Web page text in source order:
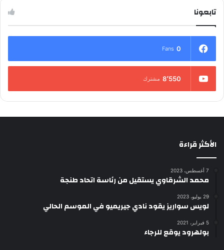
تابعونا
0
Fans
8٬550 مشترك
الأكثر قراءة
7 أغسطس، 2023
محمد الشرقاوي يستقيل من رئاسة اتحاد طنجة
29 يوليو، 2023
لويس سواريز يقود نادي جيريميو في الموسم الحالي
5 فبراير، 2021
بولهرود يوقع للرجاء